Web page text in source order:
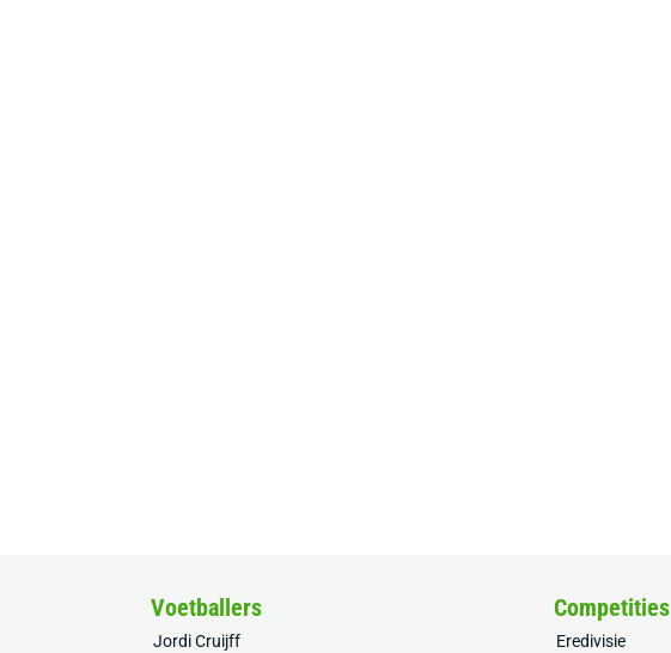
Voetballers
Jordi Cruijff
Competities
Eredivisie